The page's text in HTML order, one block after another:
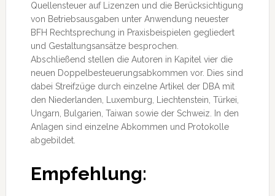
Quellensteuer auf Lizenzen und die Berücksichtigung
von Betriebsausgaben unter Anwendung neuester
BFH Rechtsprechung in Praxisbeispielen gegliedert
und Gestaltungsansätze besprochen.
Abschließend stellen die Autoren in Kapitel vier die
neuen Doppelbesteuerungsabkommen vor. Dies sind
dabei Streifzüge durch einzelne Artikel der DBA mit
den Niederlanden, Luxemburg, Liechtenstein, Türkei,
Ungarn, Bulgarien, Taiwan sowie der Schweiz. In den
Anlagen sind einzelne Abkommen und Protokolle
abgebildet.
Empfehlung: